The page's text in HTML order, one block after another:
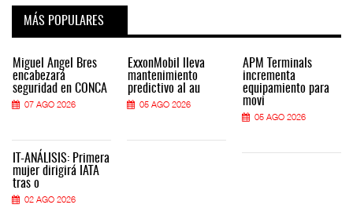
MÁS POPULARES
Miguel Ángel Bres
encabezará
seguridad en CONCA
07 AGO 2026
IT-ANÁLISIS: Primera
mujer dirigirá IATA
tras o
02 AGO 2026
ExxonMobil lleva
mantenimiento
predictivo al au
05 AGO 2026
APM Terminals
incrementa
equipamiento para
movi
05 AGO 2026